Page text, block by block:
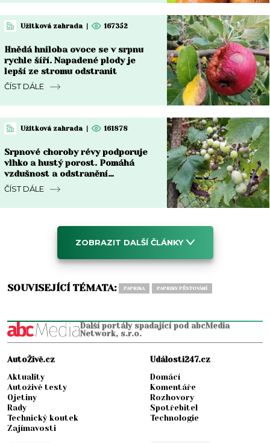
Užitková zahrada | 167352
Hnědá hniloba ovoce se v srpnu
rychle šíří. Napadené plody je
lepší ze stromu odstranit
ČÍST DÁLE
Užitková zahrada | 161878
Srpnové choroby révy podporuje
vlhko a hustý porost. Pomáhá
vzdušnost a odstranění
napadených částí
ČÍST DÁLE
ZOBRAZIT DALŠÍ ČLÁNKY
SOUVISEJÍCÍ TÉMATA: PAPRIKA PAPRIKY PĚSTOVÁNÍ
Další portály spadající pod abcMedia
Network, s.r.o.
AutoŽivě.cz
Aktuality
Autoživě testy
Ojetiny
Rady
Technický koutek
Zajímavosti
Události247.cz
Domácí
Komentáře
Rozhovory
Spotřebitel
Technologie